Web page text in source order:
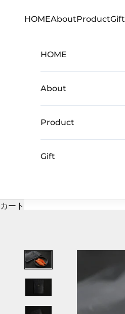
HOMEAboutProductGift
HOME
About
Product
Gift
カート